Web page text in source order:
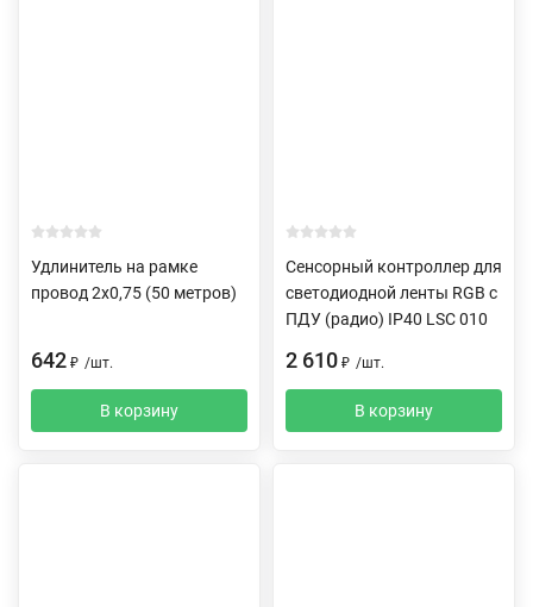
Удлинитель на рамке
провод 2х0,75 (50 метров)
642 ₽ /шт.
В корзину
Сенсорный контроллер для
светодиодной ленты RGB с
ПДУ (радио) IP40 LSC 010
2 610 ₽ /шт.
В корзину